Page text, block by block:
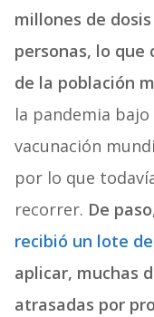
millones de
personas, lo que
de la población
la pandemia
vacunación
por lo que
recorrer. De
recibió un lote
aplicar, muchas
atrasadas por